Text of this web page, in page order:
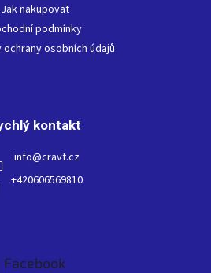
Jak nakupovat
podmínky
ochrany osobních údajů
kontakt
info@cravt.cz
+420606569810
Facebook